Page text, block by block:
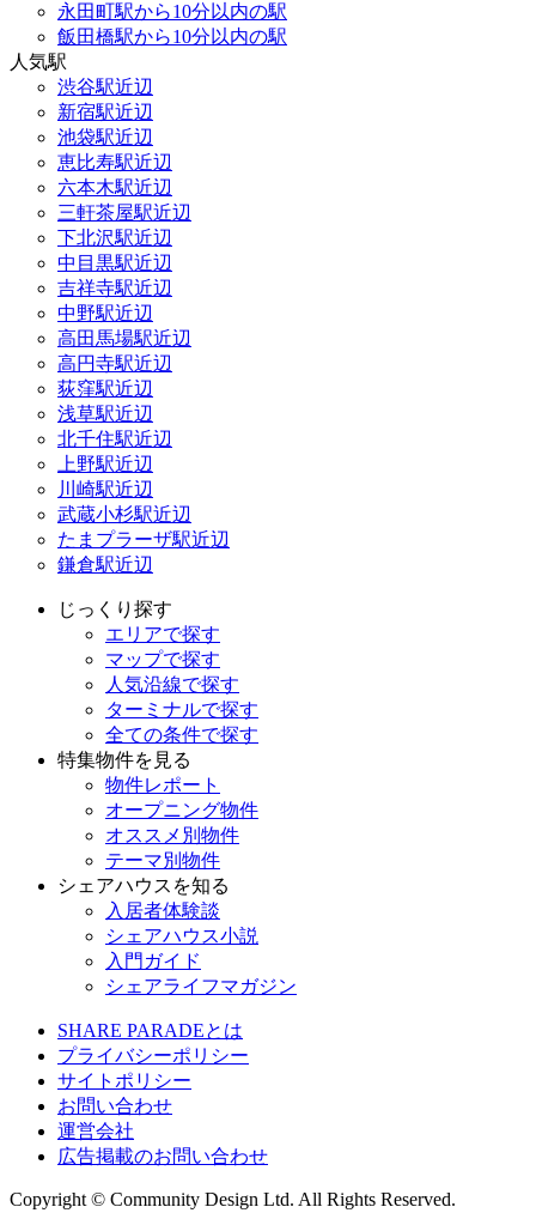
永田町駅から10分以内の駅
飯田橋駅から10分以内の駅
人気駅
渋谷駅近辺
新宿駅近辺
池袋駅近辺
恵比寿駅近辺
六本木駅近辺
三軒茶屋駅近辺
下北沢駅近辺
中目黒駅近辺
吉祥寺駅近辺
中野駅近辺
高田馬場駅近辺
高円寺駅近辺
荻窪駅近辺
浅草駅近辺
北千住駅近辺
上野駅近辺
川崎駅近辺
武蔵小杉駅近辺
たまプラーザ駅近辺
鎌倉駅近辺
じっくり探す
エリアで探す
マップで探す
人気沿線で探す
ターミナルで探す
全ての条件で探す
特集物件を見る
物件レポート
オープニング物件
オススメ別物件
テーマ別物件
シェアハウスを知る
入居者体験談
シェアハウス小説
入門ガイド
シェアライフマガジン
SHARE PARADEとは
プライバシーポリシー
サイトポリシー
お問い合わせ
運営会社
広告掲載のお問い合わせ
Copyright © Community Design Ltd. All Rights Reserved.